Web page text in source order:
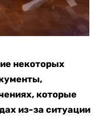
некоторых
которые
из-за ситуации